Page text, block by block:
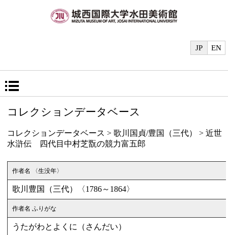
EN
JP
コレクションデータベース
コレクションデータベース > 歌川国貞/豊国（三代） > 近世
水滸伝 四代目中村芝翫の競力富五郎
作者名 〈生没年〉
歌川豊国（三代）〈1786～1864〉
作者名 ふりがな
うたがわとよくに（さんだい）